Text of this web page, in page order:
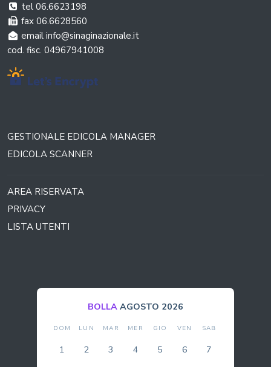
tel 06.6623198
fax 06.6628560
email info@sinaginazionale.it
cod. fisc. 04967941008
GESTIONALE EDICOLA MANAGER
EDICOLA SCANNER
AREA RISERVATA
PRIVACY
LISTA UTENTI
BOLLA AGOSTO 2026
DOM LUN MAR MER GIO VEN SAB
1 2 3 4 5 6 7